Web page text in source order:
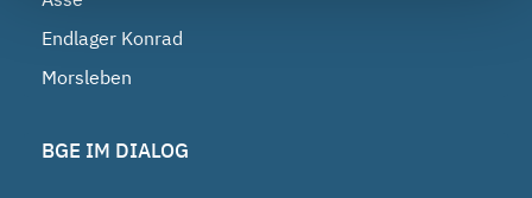
Endlager Konrad
Morsleben
BGE IM DIALOG